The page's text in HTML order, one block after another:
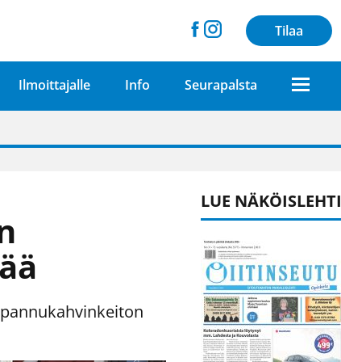
Tilaa
Ilmoittajalle Info Seurapalsta
parempana painojäljen laatuna lehdessä
kuin kaupungissa"
LUE NÄKÖISLEHTI